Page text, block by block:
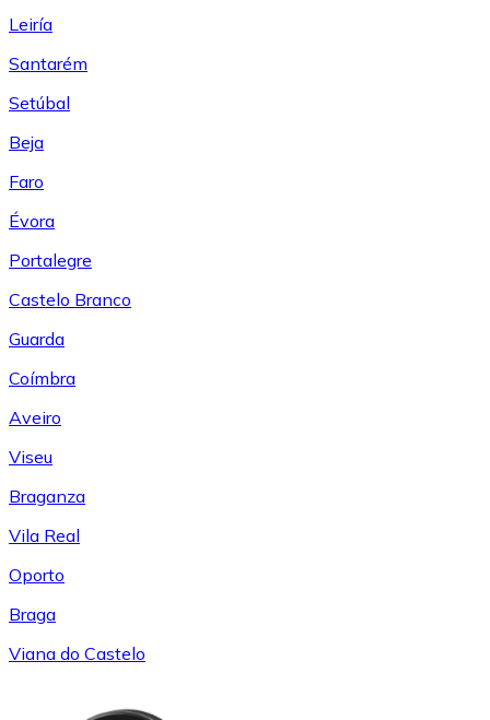
Leiría
Santarém
Setúbal
Beja
Faro
Évora
Portalegre
Castelo Branco
Guarda
Coímbra
Aveiro
Viseu
Braganza
Vila Real
Oporto
Braga
Viana do Castelo